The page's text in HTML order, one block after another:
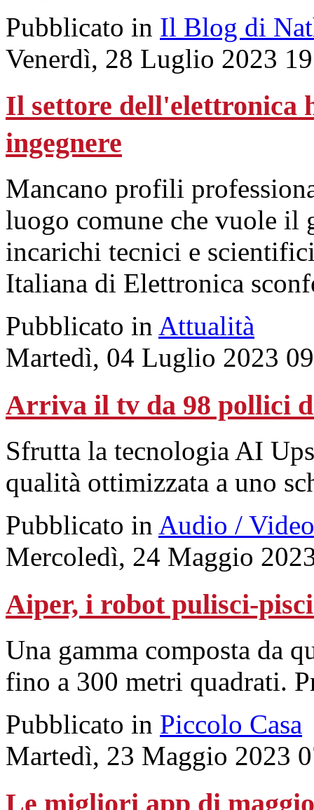
Pubblicato in Il Blog di
Venerdì, 28 Luglio 2023
Il settore dell'elettronica
ingegnere
Mancano profili
luogo comune che vuole il
incarichi tecnici e
Italiana di Elettronica
Pubblicato in Attualità
Martedì, 04 Luglio 2023
Arriva il tv da 98 pollici
Sfrutta la tecnologia AI
qualità ottimizzata a uno
Pubblicato in Audio / Video
Mercoledì, 24 Maggio
Aiper, i robot pulisci-
Una gamma composta da
fino a 300 metri quadrati.
Pubblicato in Piccolo Casa
Martedì, 23 Maggio 2023
Le migliori app di